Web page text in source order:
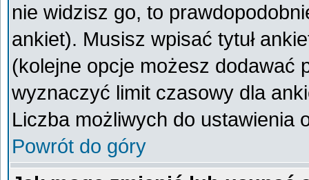
nie widzisz go, to
ankiet). Musisz wpisać tytuł
(kolejne opcje możesz dodawać
wyznaczyć limit czasowy dla
Liczba możliwych do ustawienia
Powrót do góry